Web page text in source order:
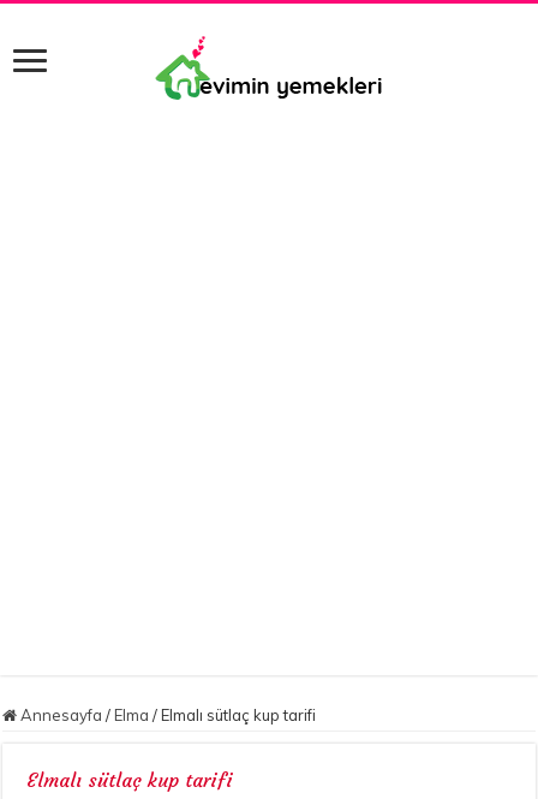
Annesayfa / Elma / Elmalı sütlaç kup tarifi
Elmalı sütlaç kup tarifi